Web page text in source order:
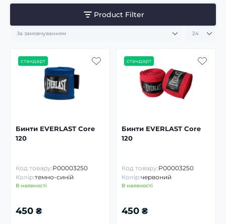
Product Filter
стандарт
Бинти EVERLAST Core
120
Код товару:P00003250
Колір:темно-синій
В наявності
450 ₴
стандарт
Бинти EVERLAST Core
120
Код товару:P00003250
Колір:червоний
В наявності
450 ₴